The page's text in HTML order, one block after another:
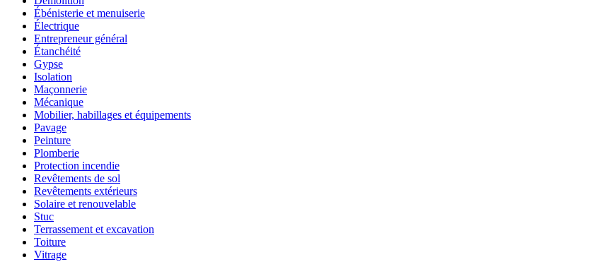
Ébénisterie et menuiserie
Électrique
Entrepreneur général
Étanchéité
Gypse
Isolation
Maçonnerie
Mécanique
Mobilier, habillages et équipements
Pavage
Peinture
Plomberie
Protection incendie
Revêtements de sol
Revêtements extérieurs
Solaire et renouvelable
Stuc
Terrassement et excavation
Toiture
Vitrage